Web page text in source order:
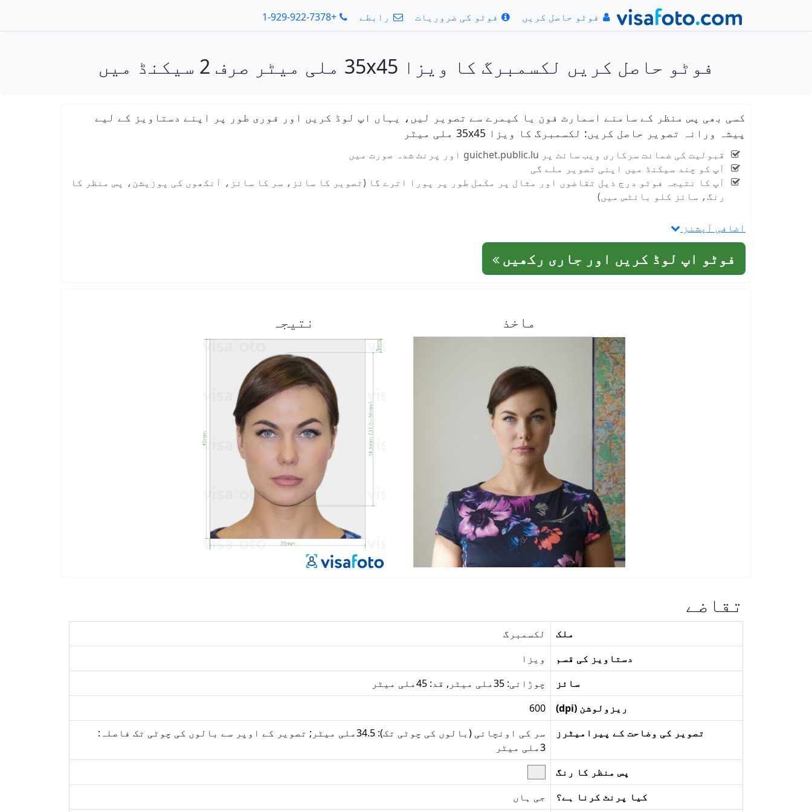
فوٹو حاصل کریں فوٹو کی ضروریات رابطے +1-929-922-7378
فوٹو حاصل کریں لکسمبرگ کا ویزا 35x45 ملی میٹر صرف 2 سیکنڈ میں
کسی بھی پس منظر کے سامنے اسمارٹ فون یا کیمرے سے تصویر لیں، یہاں اپ لوڈ کریں اور فوری طور پر اپنے دستاویز کے لیے
پیشہ ورانہ تصویر حاصل کریں: لکسمبرگ کا ویزا 35x45 ملی میٹر
قبولیت کی ضمانت سرکاری ویب سائٹ پر guichet.public.lu اور پرنٹ شدہ صورت میں
آپ کو چند سیکنڈ میں اپنی تصویر ملے گی
آپ کا نتیجہ فوٹو درج ذیل تقاضوں اور مثال پر مکمل طور پر پورا اترے گا (تصویر کا سائز، سر کا سائز، آنکھوں کی پوزیشن، پس منظر کا
رنگ، سائز کلو بائٹس میں)
اضافی آپشنز
فوٹو اپ لوڈ کریں اور جاری رکھیں
ماخذ نتیجہ
تقاضے
ملک
لکسمبرگ
دستاویز کی قسم
ویزا
سائز
چوڑائی: 35ملی میٹر, قد: 45ملی میٹر
ریزولوشن (dpi)
600
تصویر کی وضاحت کے پیرامیٹرز
سر کی اونچائی (بالوں کی چوٹی تک): 34.5ملی میٹر; تصویر کے اوپر سے بالوں کی چوٹی تک فاصلہ:
3ملی میٹر
پس منظر کا رنگ
کیا پرنٹ کرنا ہے؟
جی ہاں